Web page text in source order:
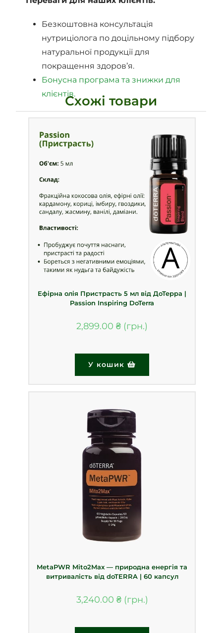
Безкоштовна консультація
нутриціолога по доцільному підбору
натуральної продукції для
покращення здоров’я.
Бонусна програма та знижки для
клієнтів.Схожі товари
Ефірна олія Пристрасть 5 мл від ДоТерра |
Passion Inspiring DoTerra
2,899.00 ₴
У кошик
MetaPWR Mito2Max — природна енергія та
витривалість від doTERRA | 60 капсул
3,240.00 ₴